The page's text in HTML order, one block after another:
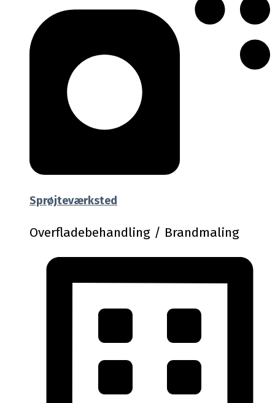
Sprøjteværksted
Overfladebehandling / Brandmaling